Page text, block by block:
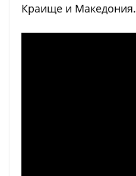
Краище и Македония.